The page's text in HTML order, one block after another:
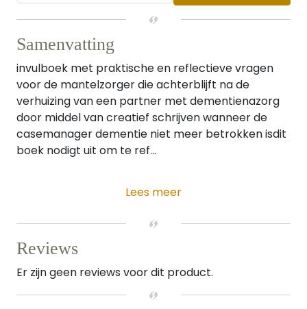
Samenvatting
invulboek met praktische en reflectieve vragen
voor de mantelzorger die achterblijft na de
verhuizing van een partner met dementienazorg
door middel van creatief schrijven wanneer de
casemanager dementie niet meer betrokken isdit
boek nodigt uit om te ref...
Lees meer
Reviews
Er zijn geen reviews voor dit product.